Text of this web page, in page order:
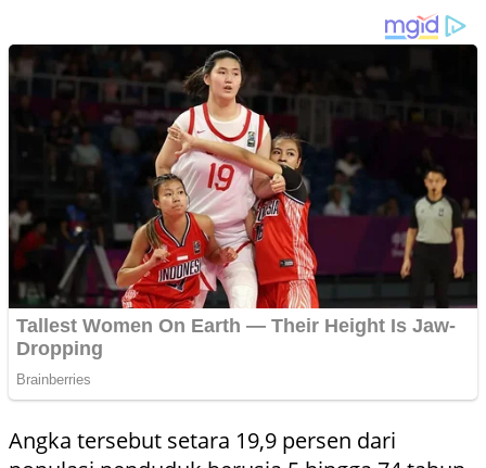
Angka tersebut setara 19,9 persen dari